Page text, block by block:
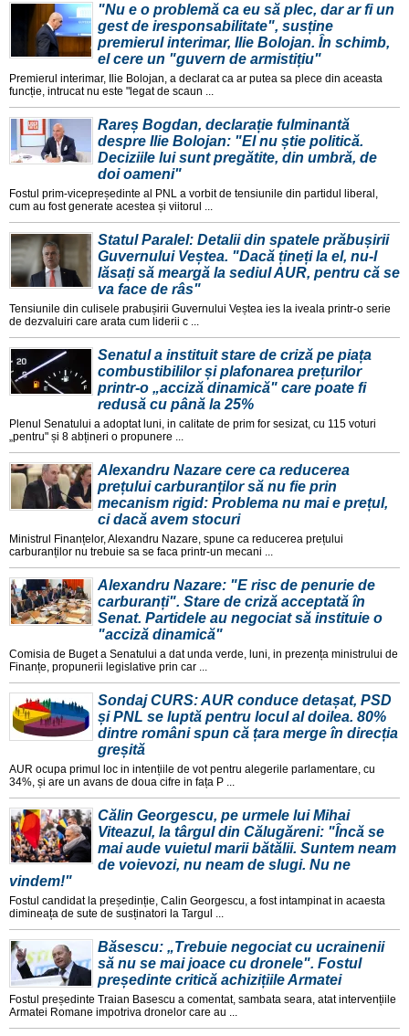
"Nu e o problemă ca eu să plec, dar ar fi un
gest de iresponsabilitate", susține
premierul interimar, Ilie Bolojan. În schimb,
el cere un "guvern de armistițiu"
Premierul interimar, Ilie Bolojan, a declarat ca ar putea sa plece din aceasta
funcție, intrucat nu este "legat de scaun ...
Rareș Bogdan, declarație fulminantă
despre Ilie Bolojan: "El nu știe politică.
Deciziile lui sunt pregătite, din umbră, de
doi oameni"
Fostul prim-vicepreședinte al PNL a vorbit de tensiunile din partidul liberal,
cum au fost generate acestea și viitorul ...
Statul Paralel: Detalii din spatele prăbușirii
Guvernului Veștea. "Dacă țineți la el, nu-l
lăsați să meargă la sediul AUR, pentru că se
va face de râs"
Tensiunile din culisele prabușirii Guvernului Veștea ies la iveala printr-o serie
de dezvaluiri care arata cum liderii c ...
Senatul a instituit stare de criză pe piața
combustibililor și plafonarea prețurilor
printr-o „acciză dinamică" care poate fi
redusă cu până la 25%
Plenul Senatului a adoptat luni, in calitate de prim for sesizat, cu 115 voturi
„pentru" și 8 abțineri o propunere ...
Alexandru Nazare cere ca reducerea
prețului carburanților să nu fie prin
mecanism rigid: Problema nu mai e prețul,
ci dacă avem stocuri
Ministrul Finanțelor, Alexandru Nazare, spune ca reducerea prețului
carburanților nu trebuie sa se faca printr-un mecani ...
Alexandru Nazare: "E risc de penurie de
carburanți". Stare de criză acceptată în
Senat. Partidele au negociat să instituie o
"acciză dinamică"
Comisia de Buget a Senatului a dat unda verde, luni, in prezența ministrului de
Finanțe, propunerii legislative prin car ...
Sondaj CURS: AUR conduce detașat, PSD
și PNL se luptă pentru locul al doilea. 80%
dintre români spun că țara merge în direcția
greșită
AUR ocupa primul loc in intențiile de vot pentru alegerile parlamentare, cu
34%, și are un avans de doua cifre in fața P ...
Călin Georgescu, pe urmele lui Mihai
Viteazul, la târgul din Călugăreni: "Încă se
mai aude vuietul marii bătălii. Suntem neam
de voievozi, nu neam de slugi. Nu ne
vindem!"
Fostul candidat la președinție, Calin Georgescu, a fost intampinat in acaesta
dimineața de sute de susținatori la Targul ...
Băsescu: „Trebuie negociat cu ucrainenii
să nu se mai joace cu dronele". Fostul
președinte critică achizițiile Armatei
Fostul președinte Traian Basescu a comentat, sambata seara, atat intervențiile
Armatei Romane impotriva dronelor care au ...